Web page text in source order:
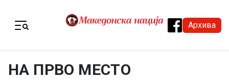
Архива
НА ПРВО МЕСТО